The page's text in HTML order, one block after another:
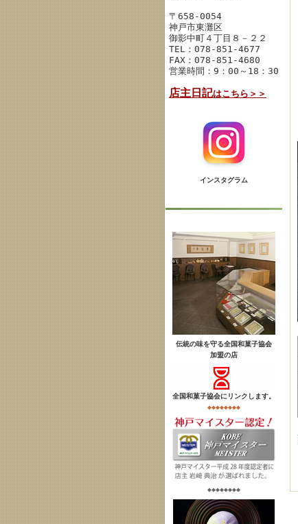
〒658-0054
神戸市東灘区
御影中町４丁目８－２２
TEL：078-851-4677
FAX：078-851-4680
営業時間：9：00～18：30
店主日記はこちら＞＞
インスタグラム
伝統の味を守る全国和菓子協会
加盟の店
全国和菓子協会にリンクします。
◆◆◆◆◆◆◆◆
◆◆◆◆◆◆◆◆